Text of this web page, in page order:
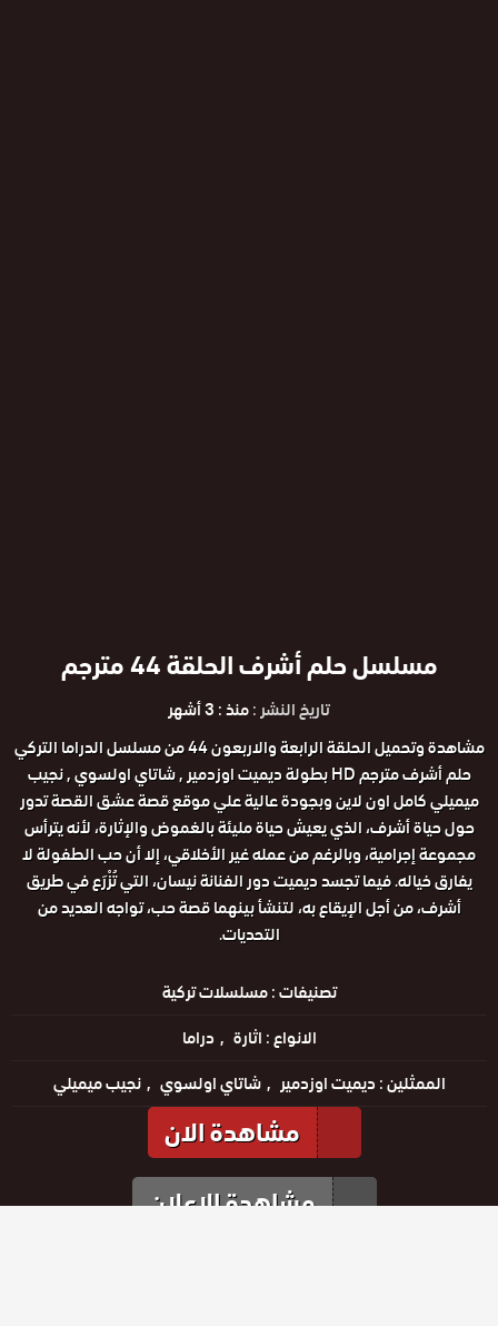
مسلسل حلم أشرف الحلقة 44 مترجم
تاريخ النشر :منذ : 3 أشهر
مشاهدة وتحميل الحلقة الرابعة والاربعون 44 من مسلسل الدراما التركي
حلم أشرف مترجم HD بطولة ديميت اوزدمير , شاتاي اولسوي , نجيب
ميميلي كامل اون لاين وبجودة عالية علي موقع قصة عشق القصة تدور
حول حياة أشرف، الذي يعيش حياة مليئة بالغموض والإثارة، لأنه يترأس
مجموعة إجرامية، وبالرغم من عمله غير الأخلاقي، إلا أن حب الطفولة لا
يفارق خياله. فيما تجسد ديميت دور الفنانة نيسان، التي تُزْرَع في طريق
أشرف، من أجل الإيقاع به، لتنشأ بينهما قصة حب، تواجه العديد من
التحديات.
تصنيفات :مسلسلات تركية
الانواع :اثارة
دراما
الممثلين :ديميت اوزدمير شاتاي اولسوي نجيب ميميلي
مشاهدة الان
مشاهدة الإعلان